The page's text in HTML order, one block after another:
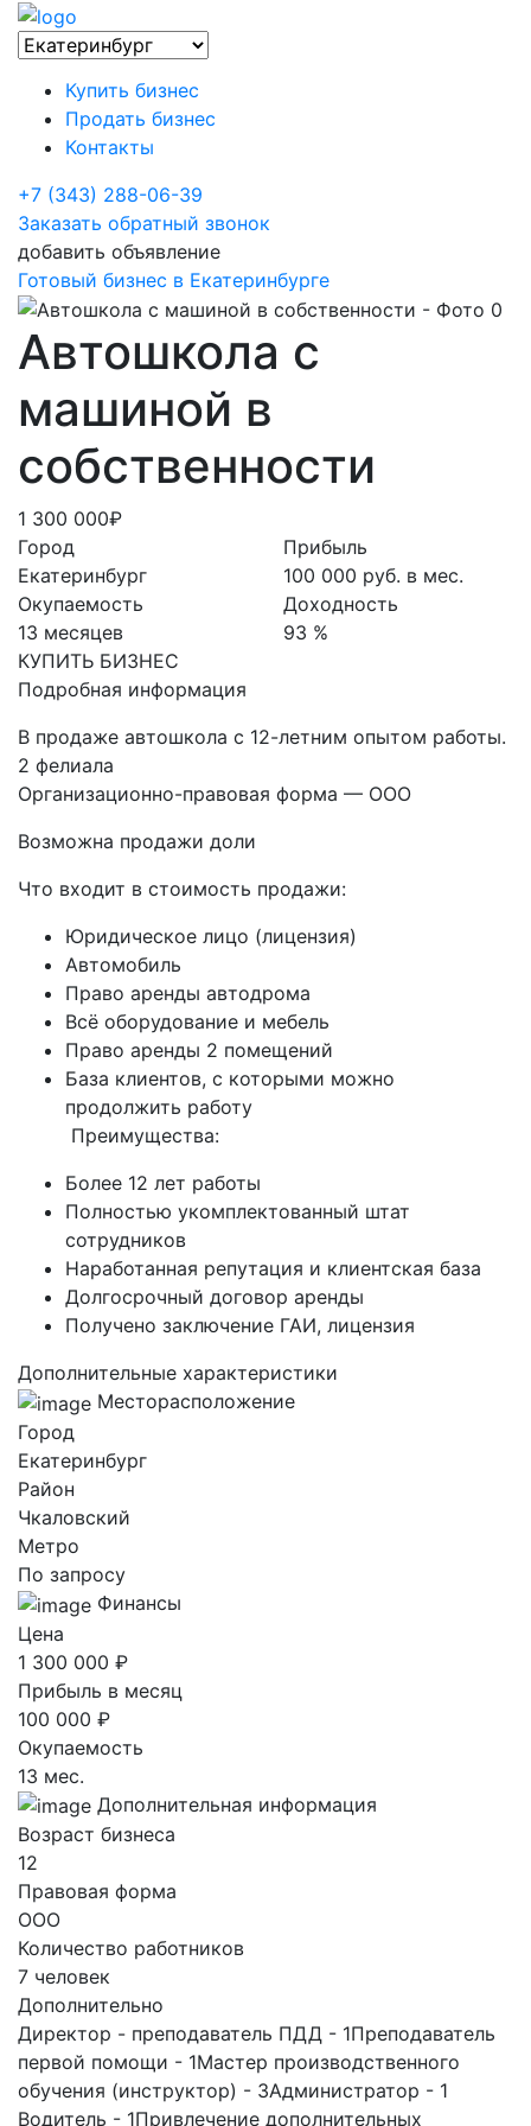
Купить бизнес
Продать бизнес
Контакты
+7 (343) 288-06-39
Заказать обратный звонок
добавить объявление
Готовый бизнес в Екатеринбурге
Автошкола с
машиной в
собственности
1 300 000₽
Город
Екатеринбург
Окупаемость
13 месяцев
КУПИТЬ БИЗНЕС
Прибыль
100 000 руб. в мес.
Доходность
93 %
Подробная информация
В продаже автошкола с 12-летним опытом работы.
2 фелиала
Организационно-правовая форма — ООО
Возможна продажи доли
Что входит в стоимость продажи:
Юридическое лицо (лицензия)
Автомобиль
Право аренды автодрома
Всё оборудование и мебель
Право аренды 2 помещений
База клиентов, с которыми можно
продолжить работу
Преимущества:
Более 12 лет работы
Полностью укомплектованный штат
сотрудников
Наработанная репутация и клиентская база
Долгосрочный договор аренды
Получено заключение ГАИ, лицензия
Дополнительные характеристики
Месторасположение
Город
Екатеринбург
Район
Чкаловский
Метро
По запросу
Финансы
Цена
1 300 000 ₽
Прибыль в месяц
100 000 ₽
Окупаемость
13 мес.
Дополнительная информация
Возраст бизнеса
12
Правовая форма
ООО
Количество работников
7 человек
Дополнительно
Директор - преподаватель ПДД - 1Преподаватель
первой помощи - 1Мастер производственного
обучения (инструктор) - 3Администратор - 1
Водитель - 1Привлечение дополнительных